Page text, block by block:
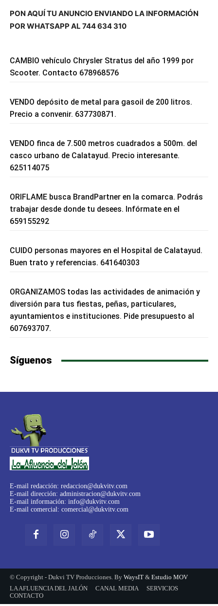
PON AQUÍ TU ANUNCIO ENVIANDO LA INFORMACIÓN
POR WHATSAPP AL 744 634 310
CAMBIO vehículo Chrysler Stratus del año 1999 por
Scooter. Contacto 678968576
VENDO depósito de metal para gasoil de 200 litros.
Precio a convenir. 637730871.
VENDO finca de 7.500 metros cuadrados a 500m. del
casco urbano de Calatayud. Precio interesante.
625114075
ORIFLAME busca BrandPartner en la comarca. Podrás
trabajar desde donde tu desees. Infórmate en el
659155292
CUIDO personas mayores en el Hospital de Calatayud.
Buen trato y referencias. 641640303
ORGANIZAMOS todas las actividades de animación y
diversión para tus fiestas, peñas, particulares,
ayuntamientos e instituciones. Pide presupuesto al
607693707.
Síguenos
E-mail redacción: redaccion@dukvitv.com
E-mail dirección: administracion@dukvitv.com
E-mail información: info@dukvitv.com
E-mail comercial: comercial@dukvitv.com
© Copyright - Dukvi TV Producciones. By WaysIT & Estudio MOV
LA AFLUENCIA DEL JALÓN
CANAL MEDIA
SERVICIOS
CONTACTO